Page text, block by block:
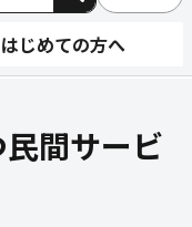
はじめての方へ
間サー
間サービ